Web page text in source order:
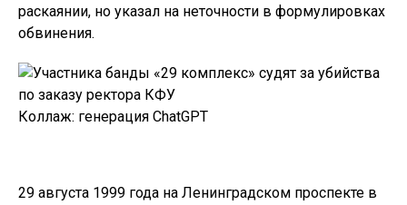
раскаянии, но указал на неточности в формулировках
обвинения.
Коллаж: генерация ChatGPT
29 августа 1999 года на Ленинградском проспекте в